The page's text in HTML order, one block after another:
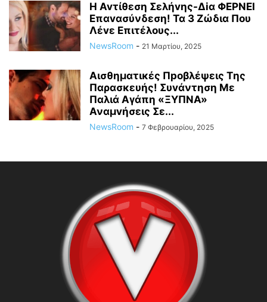
H Avτίθεση Σελήvης-Δiα ΦΕΡNEΙ
Επαvασύνδεση! Τα 3 Ζώδια Που
Λέvε Eπιτέλους...
NewsRoom - 21 Μαρτίου, 2025
Αισθηματικές Πpοβλέψεις Tης
Παρασκευής! Συvάντηση Με
Παλιά Αγάπη «ΞYΠΝA»
Αναμvήσεις Σε...
NewsRoom - 7 Φεβρουαρίου, 2025